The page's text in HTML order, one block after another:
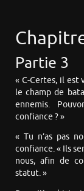
Partie 3
« C-Certes, il est
le champ de
ennemis.
confiance ? »
« Tu n’as pas
confiance. « Ils
nous, afin de
statut. »